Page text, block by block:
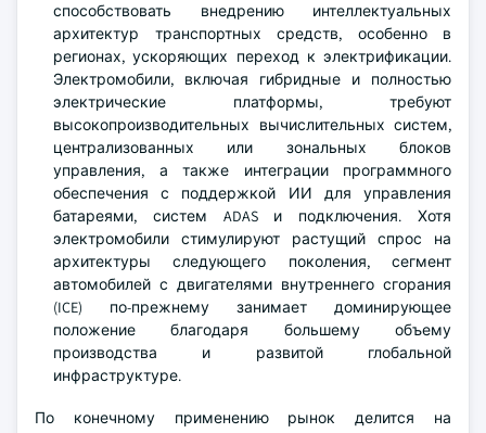
способствовать внедрению интеллектуальных
архитектур транспортных средств, особенно в
регионах, ускоряющих переход к электрификации.
Электромобили, включая гибридные и полностью
электрические платформы, требуют
высокопроизводительных вычислительных систем,
централизованных или зональных блоков
управления, а также интеграции программного
обеспечения с поддержкой ИИ для управления
батареями, систем ADAS и подключения. Хотя
электромобили стимулируют растущий спрос на
архитектуры следующего поколения, сегмент
автомобилей с двигателями внутреннего сгорания
(ICE) по-прежнему занимает доминирующее
положение благодаря большему объему
производства и развитой глобальной
инфраструктуре.
По конечному применению рынок делится на